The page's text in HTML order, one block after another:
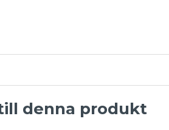
denna produkt